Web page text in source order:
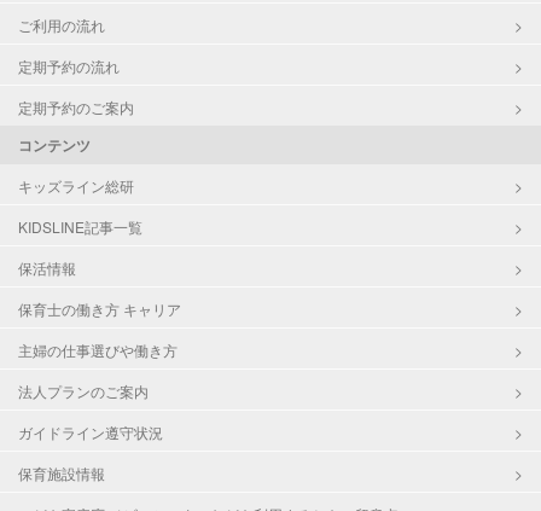
ご利用の流れ
定期予約の流れ
定期予約のご案内
コンテンツ
キッズライン総研
KIDSLINE記事一覧
保活情報
保育士の働き方 キャリア
主婦の仕事選びや働き方
法人プランのご案内
ガイドライン遵守状況
保育施設情報